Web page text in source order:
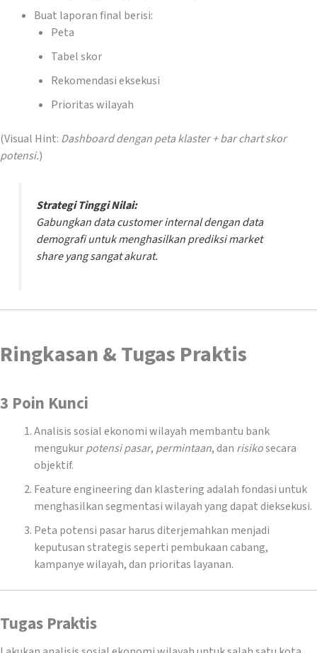
Buat laporan final berisi:
Peta
Tabel skor
Rekomendasi eksekusi
Prioritas wilayah
(Visual Hint: Dashboard dengan peta klaster + bar chart skor
potensi.)
Strategi Tinggi Nilai:
Gabungkan datacustomerinternal dengan data
demografi untuk menghasilkan prediksimarket
shareyang sangat akurat.
Ringkasan & Tugas Praktis
3 Poin Kunci
Analisis sosial ekonomi wilayah membantu bank
mengukurpotensi pasar, permintaan, dan risikosecara
objektif.
Feature engineering dan klastering adalah fondasi untuk
menghasilkan segmentasi wilayah yang dapat dieksekusi.
Peta potensi pasar harus diterjemahkan menjadi
keputusan strategis seperti pembukaan cabang,
kampanye wilayah, dan prioritas layanan.
Tugas Praktis